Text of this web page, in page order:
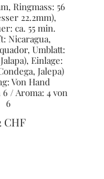
Ringmass: 56
22.2mm),
ca. 55 min.
Nicaragua,
Umblatt:
Einlage:
Jalepa)
Von Hand
6 / Aroma: 4 von
6
CHF